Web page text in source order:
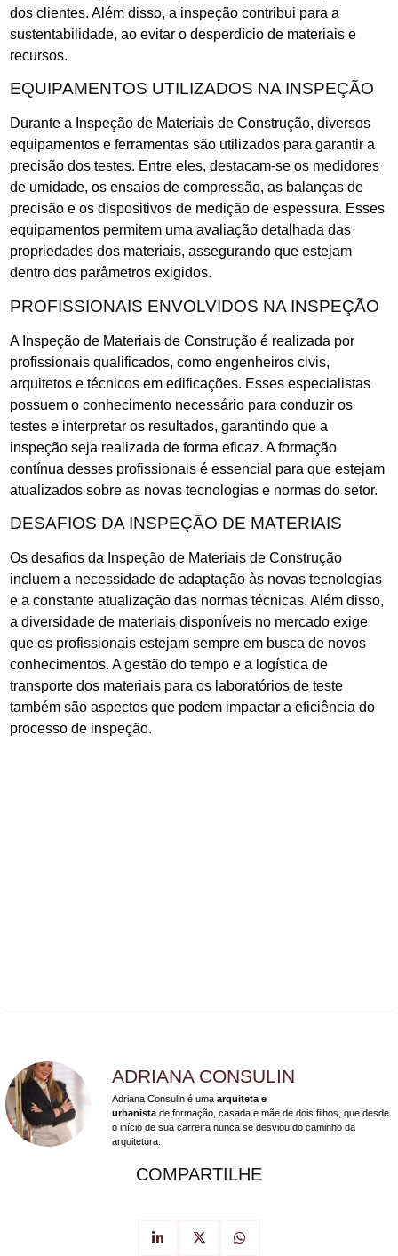
dos clientes. Além disso, a inspeção contribui para a
sustentabilidade, ao evitar o desperdício de materiais e
recursos.
EQUIPAMENTOS UTILIZADOS NA INSPEÇÃO
Durante a Inspeção de Materiais de Construção, diversos
equipamentos e ferramentas são utilizados para garantir a
precisão dos testes. Entre eles, destacam-se os medidores
de umidade, os ensaios de compressão, as balanças de
precisão e os dispositivos de medição de espessura. Esses
equipamentos permitem uma avaliação detalhada das
propriedades dos materiais, assegurando que estejam
dentro dos parâmetros exigidos.
PROFISSIONAIS ENVOLVIDOS NA INSPEÇÃO
A Inspeção de Materiais de Construção é realizada por
profissionais qualificados, como engenheiros civis,
arquitetos e técnicos em edificações. Esses especialistas
possuem o conhecimento necessário para conduzir os
testes e interpretar os resultados, garantindo que a
inspeção seja realizada de forma eficaz. A formação
contínua desses profissionais é essencial para que estejam
atualizados sobre as novas tecnologias e normas do setor.
DESAFIOS DA INSPEÇÃO DE MATERIAIS
Os desafios da Inspeção de Materiais de Construção
incluem a necessidade de adaptação às novas tecnologias
e a constante atualização das normas técnicas. Além disso,
a diversidade de materiais disponíveis no mercado exige
que os profissionais estejam sempre em busca de novos
conhecimentos. A gestão do tempo e a logística de
transporte dos materiais para os laboratórios de teste
também são aspectos que podem impactar a eficiência do
processo de inspeção.
ADRIANA CONSULIN
Adriana Consulin é uma arquiteta e
urbanista de formação, casada e mãe de dois filhos, que desde
o início de sua carreira nunca se desviou do caminho da
arquitetura.
COMPARTILHE